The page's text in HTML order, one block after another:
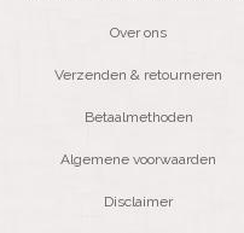
Over ons
Verzenden & retourneren
Betaalmethoden
Algemene voorwaarden
Disclaimer